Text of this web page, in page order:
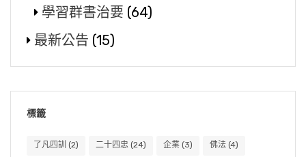
學習群書治要 (64)
最新公告 (15)
標籤
了凡四訓 (2) 二十四忠 (24) 企業 (3) 佛法 (4)